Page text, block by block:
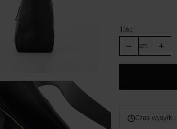
Ilość
szt.
Czas wysyłki: